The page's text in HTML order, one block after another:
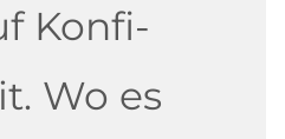
Konfi-
Wo es